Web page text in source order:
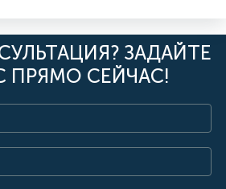
ЗАДАЙТЕ
ПРЯМО СЕЙЧАС!